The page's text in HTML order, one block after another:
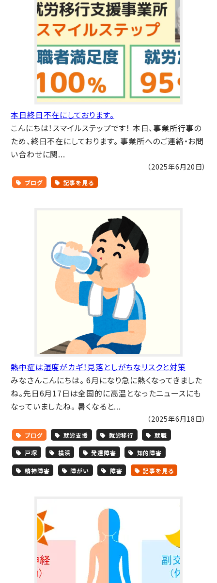
本日終日不在にしております。
こんにちは！スマイルステップです！ 本日、事業所行事の
ため、終日不在にしております。 事業所へのご連絡・お問
い合わせに関...
（2025年6月20日）
ブログ 記事を見る
熱中症は湿度がカギ！見落としがちなリスクと対策
みなさんこんにちは。 6月になり急に熱くなってきました
ね。先日6月17日は全国的に高温となったニュースにも
なっていましたね。 暑くなると...
（2025年6月18日）
ブログ 就労支援 就労移行 就職
戸塚 横浜 発達障害 知的障害
精神障害 障がい 障害 記事を見る